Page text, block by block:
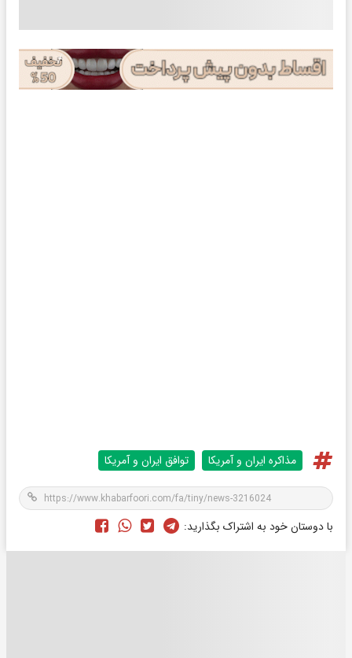
مذاکره ایران و آمریکا توافق ایران و آمریکا
با دوستان خود به اشتراک بگذارید: